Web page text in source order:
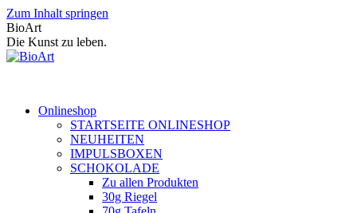
Zum Inhalt springen
BioArt
Die Kunst zu leben.
Onlineshop
STARTSEITE ONLINESHOP
NEUHEITEN
IMPULSBOXEN
SCHOKOLADE
Zu allen Produkten
30g Riegel